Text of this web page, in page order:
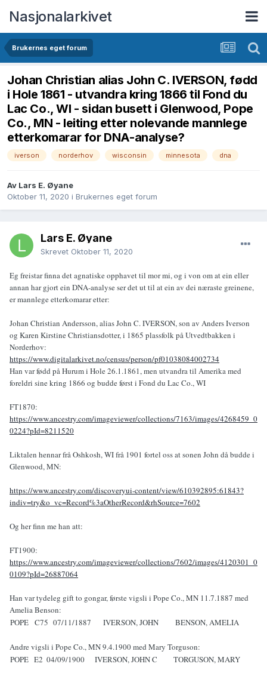
Nasjonalarkivet
Brukernes eget forum
Johan Christian alias John C. IVERSON, fødd
i Hole 1861 - utvandra kring 1866 til Fond du
Lac Co., WI - sidan busett i Glenwood, Pope
Co., MN - leiting etter nolevande mannlege
etterkomarar for DNA-analyse?
iverson norderhov wisconsin minnesota dna
Av Lars E. Øyane
Oktober 11, 2020 i Brukernes eget forum
Lars E. Øyane
Skrevet Oktober 11, 2020
Eg freistar finna det agnatiske opphavet til mor mi, og i von om at ein eller
annan har gjort ein DNA-analyse ser det ut til at ein av dei næraste greinene,
er mannlege etterkomarar etter:
Johan Christian Andersson, alias John C. IVERSON, son av Anders Iverson
og Karen Kirstine Christiansdotter, i 1865 plassfolk på Utvedtbakken i
Norderhov:
https://www.digitalarkivet.no/census/person/pf01038084002734
Han var fødd på Hurum i Hole 26.1.1861, men utvandra til Amerika med
foreldri sine kring 1866 og budde først i Fond du Lac Co., WI
FT1870:
https://www.ancestry.com/imageviewer/collections/7163/images/4268459_0
0224?pId=8211520
Liktalen hennar frå Oshkosh, WI frå 1901 fortel oss at sonen John då budde i
Glenwood, MN:
https://www.ancestry.com/discoveryui-content/view/610392895:61843?
indiv=try&o_vc=Record%3aOtherRecord&rhSource=7602
Og her finn me han att:
FT1900:
https://www.ancestry.com/imageviewer/collections/7602/images/4120301_0
0109?pId=26887064
Han var tydeleg gift to gongar, første vigsli i Pope Co., MN 11.7.1887 med
Amelia Benson:
POPE C75 07/11/1887 IVERSON, JOHN BENSON, AMELIA
Andre vigsli i Pope Co., MN 9.4.1900 med Mary Torguson:
POPE E2 04/09/1900 IVERSON, JOHN C TORGUSON, MARY